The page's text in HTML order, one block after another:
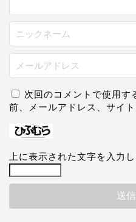
次回のコメントで使用す
前、メールアドレス、サイト
上に表示された文字を入力